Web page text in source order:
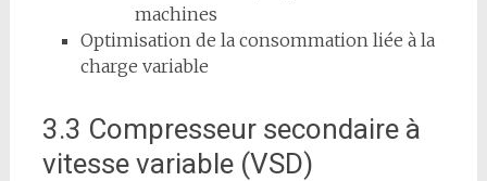
machines
Optimisation de la consommation liée à la
charge variable
3.3 Compresseur secondaire à
vitesse variable (VSD)